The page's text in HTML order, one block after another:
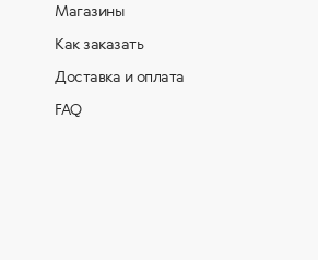
Магазины
Как заказать
Доставка и оплата
FAQ